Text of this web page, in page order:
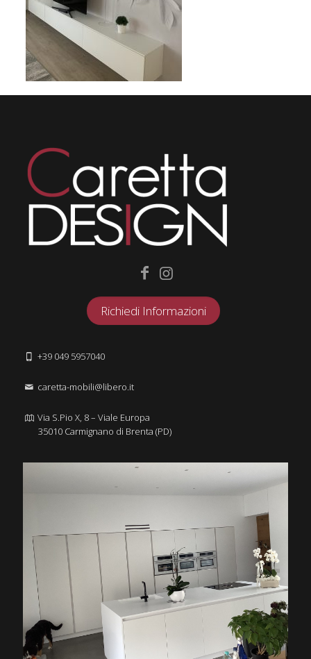
Richiedi Informazioni
+39 049 5957040
caretta-mobili@libero.it
Via S.Pio X, 8 – Viale Europa
35010 Carmignano di Brenta (PD)